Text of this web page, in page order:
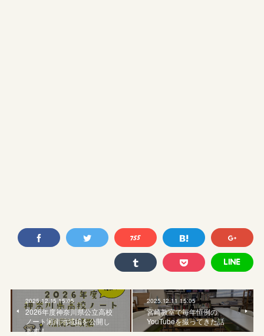
2025.12.15 15:05
2026年度神奈川県公立高校
ノート湘南地域編を公開し
ます！
2025.12.11 15:05
宮崎教室で毎年恒例の
YouTubeを撮ってきた話